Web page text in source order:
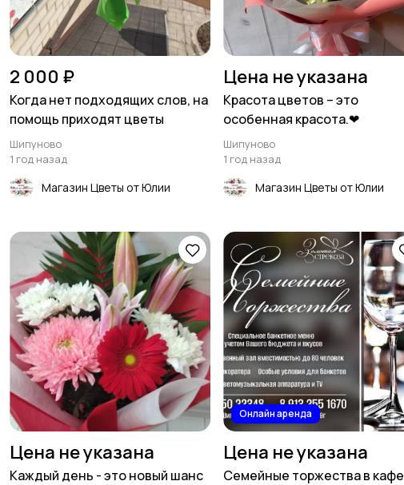
2 000 ₽
Когда нет подходящих слов, на
помощь приходят цветы
Шипуново
1 год назад
Магазин Цветы от Юлии
Цена не указана
Красота цветов – это
особенная красота.❤
Шипуново
1 год назад
Магазин Цветы от Юлии
Цена не указана
Каждый день - это новый шанс
Онлайн аренда
Цена не указана
Семейные торжества в кафе